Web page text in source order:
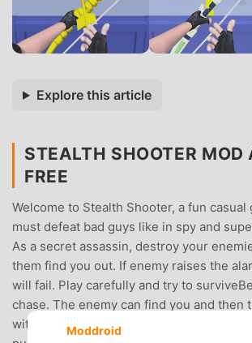
Explore this article
STEALTH SHOOTER MOD
FREE
Welcome to Stealth Shooter, a fun casual
must defeat bad guys like in spy and
As a secret assassin, destroy your
them find you out. If enemy raises the
will fail. Play carefully and try to
chase. The enemy can find you and then
with the chase, in which you have to get
Moddroid